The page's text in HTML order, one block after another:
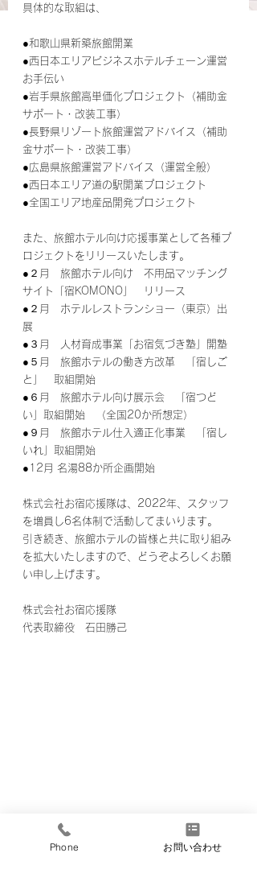
具体的な取組は、
●和歌山県新築旅館開業
●西日本エリアビジネスホテルチェーン運営
お手伝い
●岩手県旅館高単価化プロジェクト（補助金
サポート・改装工事）
●長野県リゾート旅館運営アドバイス（補助
金サポート・改装工事）
●広島県旅館運営アドバイス（運営全般）
●西日本エリア道の駅開業プロジェクト
●全国エリア地産品開発プロジェクト
また、旅館ホテル向け応援事業として各種プ
ロジェクトをリリースいたします。
●２月　旅館ホテル向け　不用品マッチング
サイト「宿KOMONO」　リリース
●２月　ホテルレストランショー（東京）出
展
●３月　人材育成事業「お宿気づき塾」開塾
●５月　旅館ホテルの働き方改革　「宿しご
と」　取組開始
●６月　旅館ホテル向け展示会　「宿つど
い」取組開始　（全国20か所想定）
●９月　旅館ホテル仕入適正化事業　「宿し
いれ」取組開始
●12月 名湯88か所企画開始
株式会社お宿応援隊は、2022年、スタッフ
を増員し6名体制で活動してまいります。
引き続き、旅館ホテルの皆様と共に取り組み
を拡大いたしますので、どうぞよろしくお願
い申し上げます。
株式会社お宿応援隊
代表取締役　石田勝己
Phone お問い合わせ